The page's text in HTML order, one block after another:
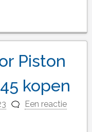
Piston
kopen
Een reactie